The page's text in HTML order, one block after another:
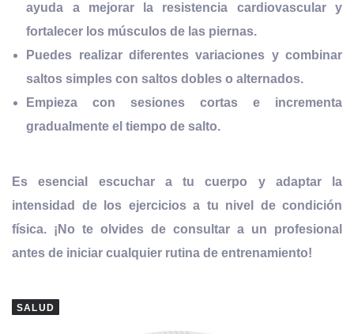
ayuda a mejorar
la resistencia
cardiovascular y
fortalecer los músculos de las piernas.
Puedes realizar diferentes variaciones y combinar
saltos simples con saltos dobles o alternados.
Empieza con sesiones cortas e incrementa
gradualmente el tiempo de salto.
Es esencial escuchar a tu cuerpo y adaptar la
intensidad de los ejercicios a tu nivel de condición
física. ¡No te olvides de consultar a un profesional
antes de iniciar cualquier rutina de entrenamiento!
SALUD